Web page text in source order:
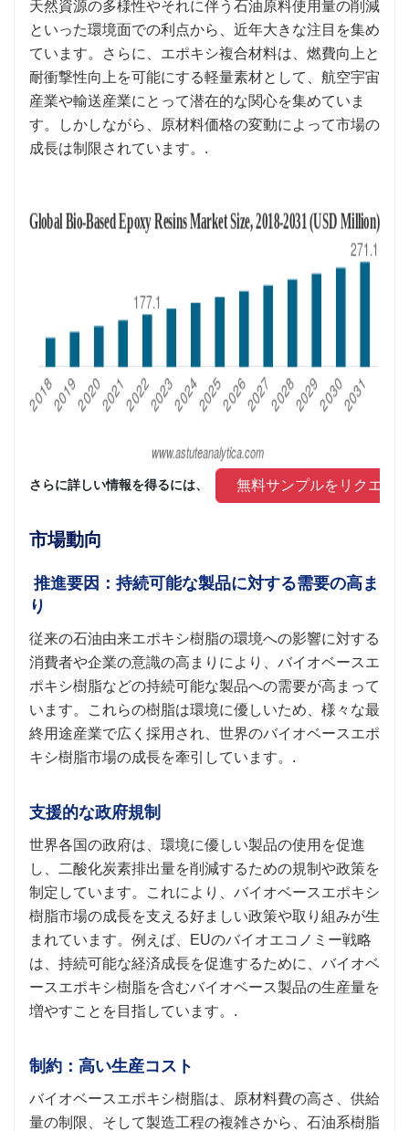
天然資源の多様性やそれに伴う石油原料使用量の削減
といった環境面での利点から、近年大きな注目を集め
ています。さらに、エポキシ複合材料は、燃費向上と
耐衝撃性向上を可能にする軽量素材として、航空宇宙
産業や輸送産業にとって潜在的な関心を集めていま
す。しかしながら、原材料価格の変動によって市場の
成長は制限されています。.
さらに詳しい情報を得るには、 無料サンプルをリクエス
市場動向
推進要因：持続可能な製品に対する需要の高ま
り
従来の石油由来エポキシ樹脂の環境への影響に対する
消費者や企業の意識の高まりにより、バイオベースエ
ポキシ樹脂などの持続可能な製品への需要が高まって
います。これらの樹脂は環境に優しいため、様々な最
終用途産業で広く採用され、世界のバイオベースエポ
キシ樹脂市場の成長を牽引しています。.
支援的な政府規制
世界各国の政府は、環境に優しい製品の使用を促進
し、二酸化炭素排出量を削減するための規制や政策を
制定しています。これにより、バイオベースエポキシ
樹脂市場の成長を支える好ましい政策や取り組みが生
まれています。例えば、EUのバイオエコノミー戦略
は、持続可能な経済成長を促進するために、バイオベ
ースエポキシ樹脂を含むバイオベース製品の生産量を
増やすことを目指しています。.
制約：高い生産コスト
バイオベースエポキシ樹脂は、原材料費の高さ、供給
量の制限、そして製造工程の複雑さから、石油系樹脂